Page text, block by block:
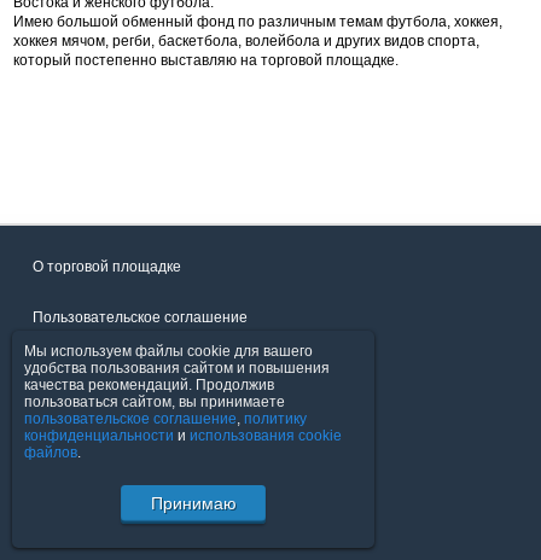
Имею большой обменный фонд по различным темам футбола, хоккея,
хоккея мячом, регби, баскетбола, волейбола и других видов спорта,
который постепенно выставляю на торговой площадке.
О торговой площадке
Пользовательское соглашение
Политика конфиденциальности
Продавцы
© FavoritMarket.com
Мы используем файлы cookie для вашего
удобства пользования сайтом и повышения
качества рекомендаций. Продолжив
пользоваться сайтом, вы принимаете
пользовательское соглашение, политику
конфиденциальности и использования cookie
файлов.
Принимаю